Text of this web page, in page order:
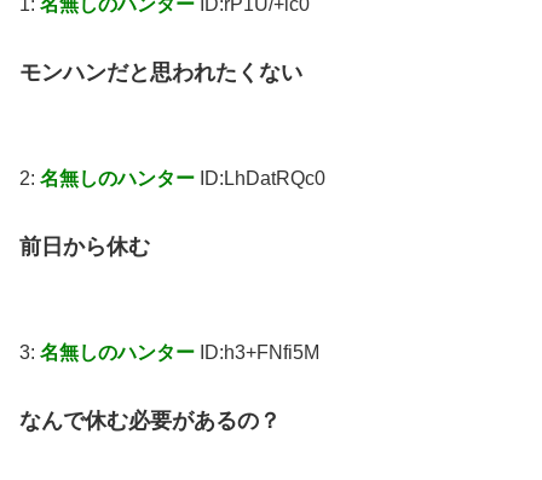
1: 名無しのハンター ID:rP1U/+lc0
モンハンだと思われたくない
2: 名無しのハンター ID:LhDatRQc0
前日から休む
3: 名無しのハンター ID:h3+FNfi5M
なんで休む必要があるの？